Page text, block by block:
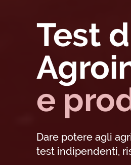
Test
e
Dare potere agli
test indipendenti,